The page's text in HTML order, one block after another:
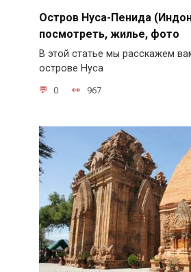
Остров Нуса-Пенида
посмотреть, жилье, фото
В этой статье мы расскажем
острове Нуса
0 967